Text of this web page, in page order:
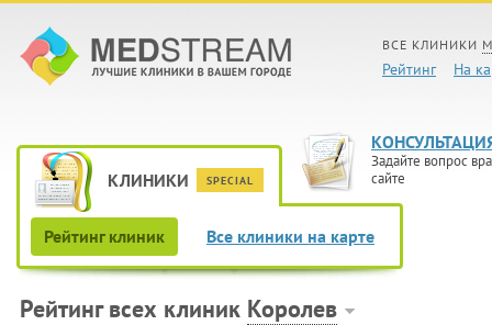
ВСЕ КЛИНИКИ
Рейтинг На
КЛИНИКИ SPECIAL
Задайте вопрос
сайте
Рейтинг клиник Все клиники на карте
Рейтинг всех клиник Королев